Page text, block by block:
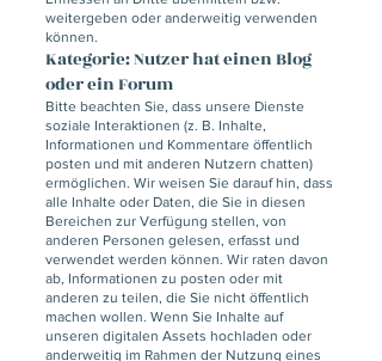
weitergeben oder anderweitig verwenden
können.
Kategorie: Nutzer hat einen Blog
oder ein Forum
Bitte beachten Sie, dass unsere Dienste
soziale Interaktionen (z. B. Inhalte,
Informationen und Kommentare öffentlich
posten und mit anderen Nutzern chatten)
ermöglichen. Wir weisen Sie darauf hin, dass
alle Inhalte oder Daten, die Sie in diesen
Bereichen zur Verfügung stellen, von
anderen Personen gelesen, erfasst und
verwendet werden können. Wir raten davon
ab, Informationen zu posten oder mit
anderen zu teilen, die Sie nicht öffentlich
machen wollen. Wenn Sie Inhalte auf
unseren digitalen Assets hochladen oder
anderweitig im Rahmen der Nutzung eines